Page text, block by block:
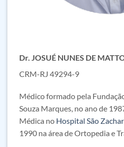
Dr. JOSUÉ NUNES DE
CRM-RJ 49294-9
Médico formado pela
Souza Marques, no ano de
Médica no Hospital São
1990 na área de Ortopedia e